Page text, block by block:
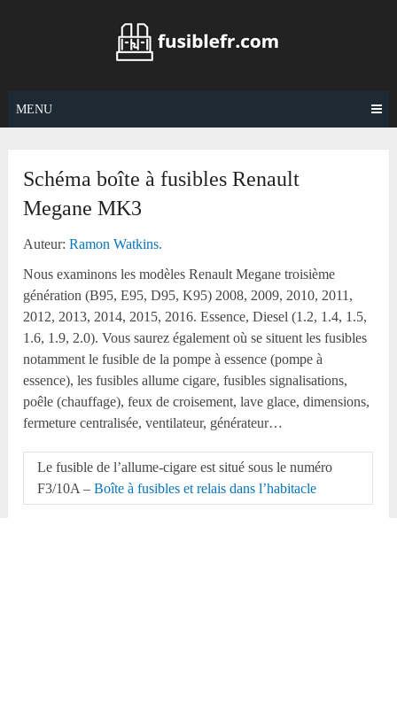
MENU
Schéma boîte à fusibles Renault
Megane MK3
Auteur:Ramon Watkins.
Nous examinons les modèles Renault Megane troisième
génération (B95, E95, D95, K95) 2008, 2009, 2010, 2011,
2012, 2013, 2014, 2015, 2016. Essence, Diesel (1.2, 1.4, 1.5,
1.6, 1.9, 2.0). Vous saurez également où se situent les fusibles
notamment le fusible de la pompe à essence (pompe à
essence), les fusibles allume cigare, fusibles signalisations,
poêle (chauffage), feux de croisement, lave glace, dimensions,
fermeture centralisée, ventilateur, générateur…
Le fusible de l’allume-cigare est situé sous le numéro
F3/10A – Boîte à fusibles et relais dans l’habitacle